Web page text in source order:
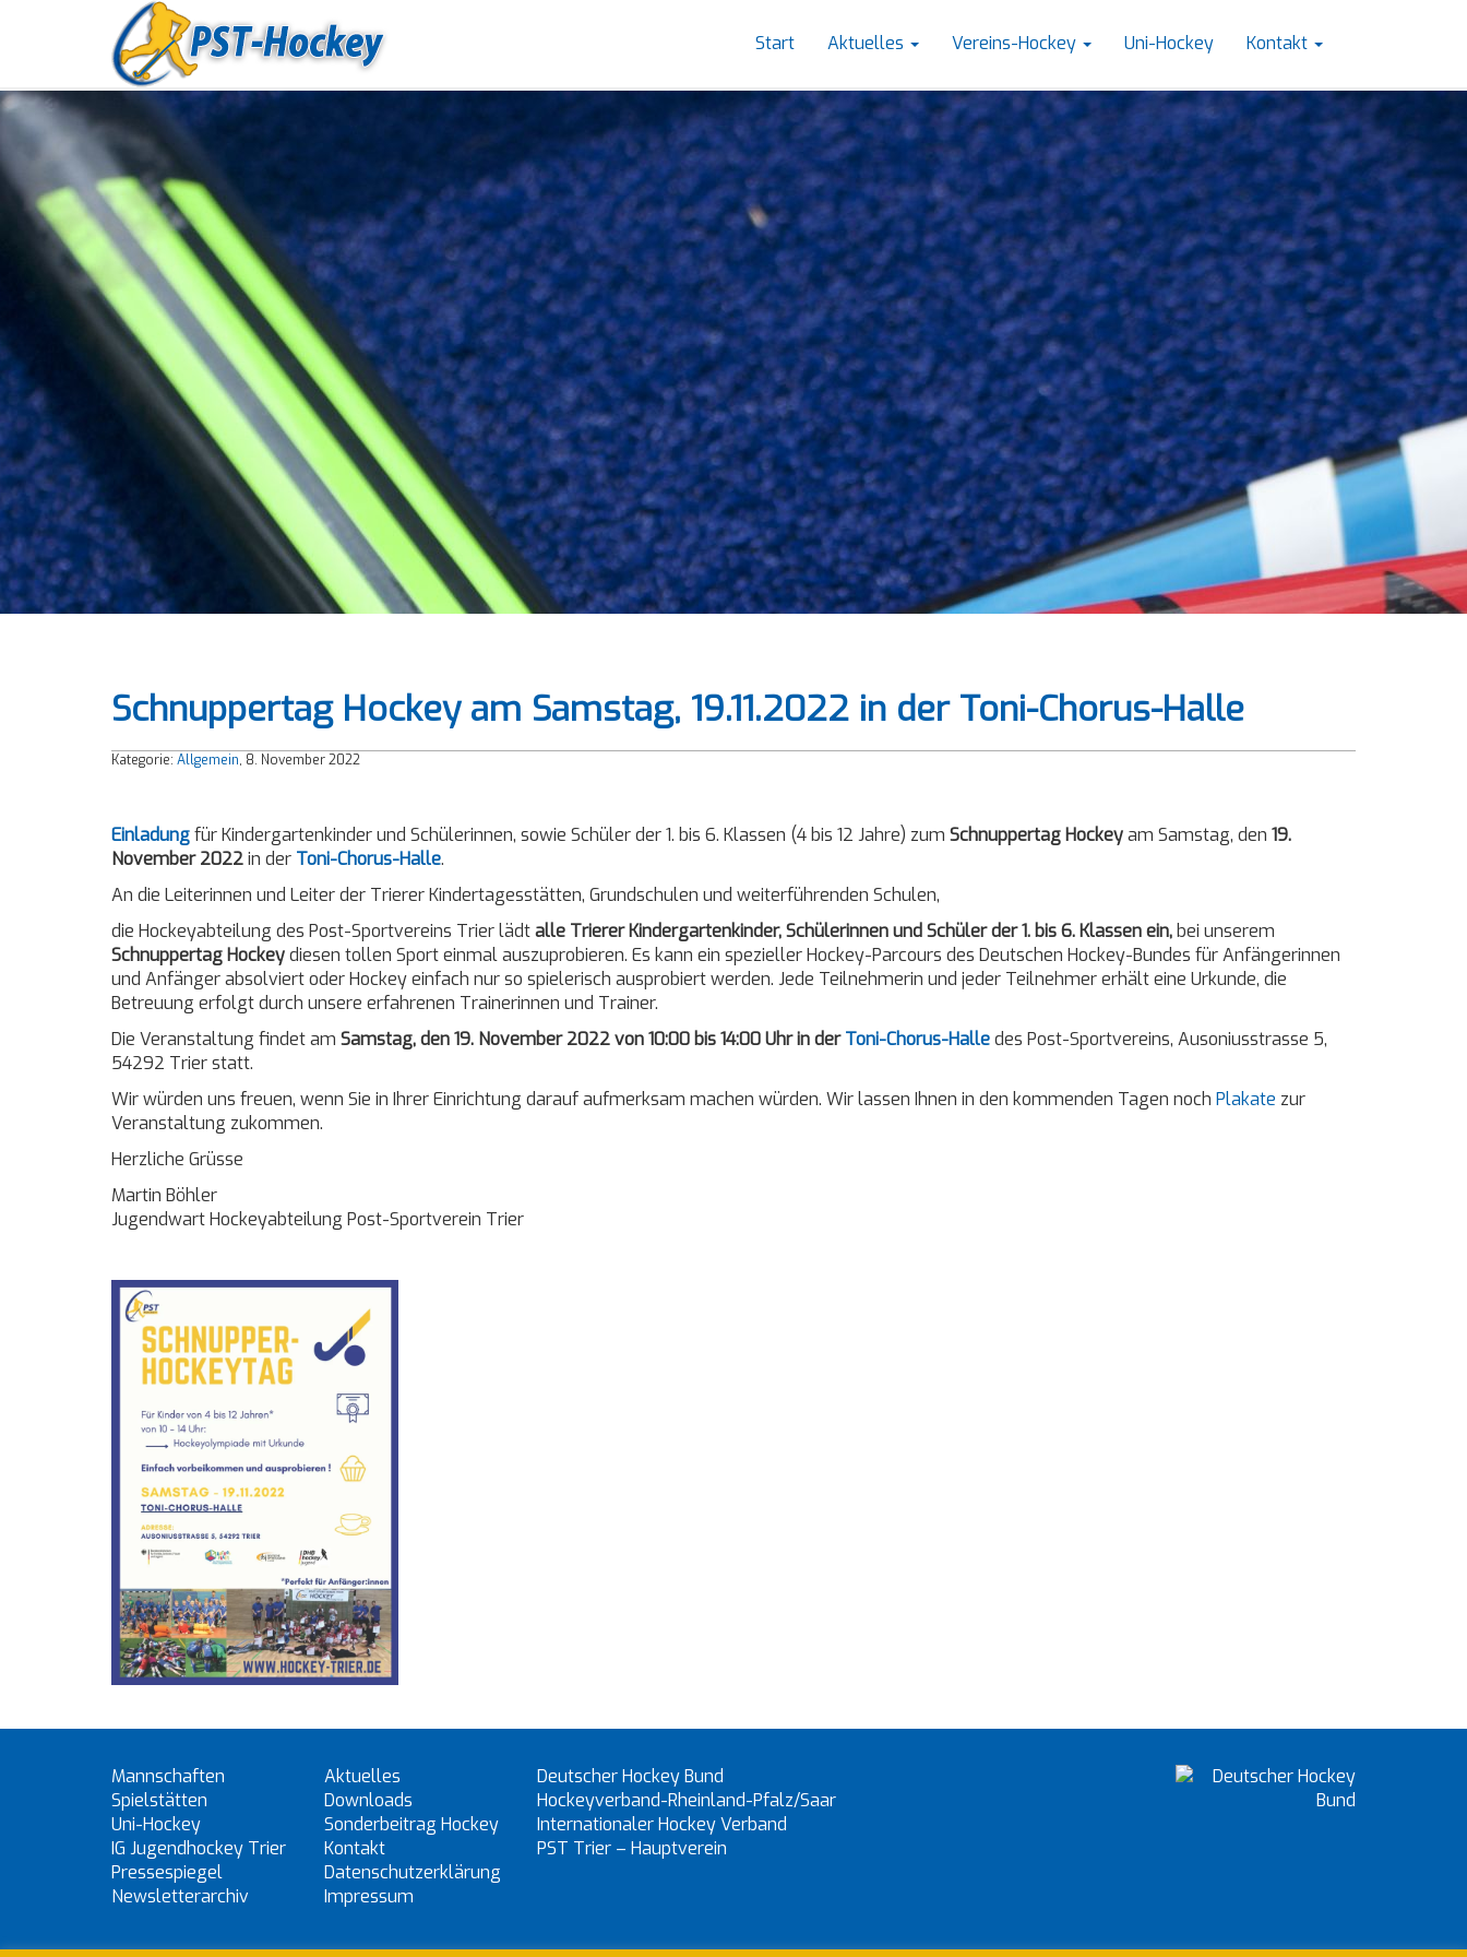
Start Aktuelles Vereins-Hockey Uni-Hockey Kontakt
Schnuppertag Hockey am Samstag, 19.11.2022 in der Toni-Chorus-Halle
Kategorie: Allgemein, 8. November 2022
Einladungfür Kindergartenkinder und Schülerinnen, sowie Schüler der 1. bis 6. Klassen (4 bis 12 Jahre) zum Schnuppertag Hockeyam Samstag, den 19.
November 2022in der Toni-Chorus-Halle.
An die Leiterinnen und Leiter der Trierer Kindertagesstätten, Grundschulen und weiterführenden Schulen,
die Hockeyabteilung des Post-Sportvereins Trier lädtalle Trierer Kindergartenkinder, Schülerinnen und Schüler der 1. bis 6. Klassen ein,bei unserem
Schnuppertag Hockeydiesen tollen Sport einmal auszuprobieren. Es kann ein spezieller Hockey-Parcours des Deutschen Hockey-Bundes für Anfängerinnen
und Anfänger absolviert oder Hockey einfach nur so spielerisch ausprobiert werden. Jede Teilnehmerin und jeder Teilnehmer erhält eine Urkunde, die
Betreuung erfolgt durch unsere erfahrenen Trainerinnen und Trainer.
Die Veranstaltung findet am Samstag, den 19. November 2022 von 10:00 bis 14:00 Uhr in derToni-Chorus-Halledes Post-Sportvereins, Ausoniusstrasse 5,
54292 Trier statt.
Wir würden uns freuen, wenn Sie in Ihrer Einrichtung darauf aufmerksam machen würden. Wir lassen Ihnen in den kommenden Tagen noch Plakate zur
Veranstaltung zukommen.
Herzliche Grüsse
Martin Böhler
Jugendwart Hockeyabteilung Post-Sportverein Trier
Mannschaften
Spielstätten
Uni-Hockey
IG Jugendhockey Trier
Pressespiegel
Newsletterarchiv
Aktuelles
Downloads
Sonderbeitrag Hockey
Kontakt
Datenschutzerklärung
Impressum
Deutscher Hockey Bund
Hockeyverband-Rheinland-Pfalz/Saar
Internationaler Hockey Verband
PST Trier – Hauptverein